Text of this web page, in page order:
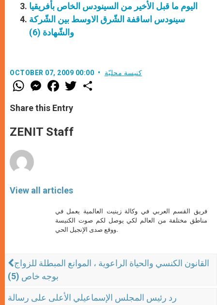
اليوم ما قبل الأخير من السينودس الخاص بأفريقيا
سينودس اساقفة الشّرق الاوسط بين الشّركة
والشّهادة (6)
OCTOBER 07, 2009 00:00 كنيسة محليّة
W
h
t
s
p
p
M
e
s
e
g
e
F
a
e
b
o
k
w
Share this Entry
ZENIT Staff
View all articles
فريق القسم العربي في وكالة زينيت العالمية يعمل في
مناطق مختلفة من العالم لكي يوصل لكم صوت الكنيسة
ووقع صدى الإنجيل الحي.
القانون الكنسي والحياة الراعوية ، الموانع المبطلة للزواج
بوجه خاص (5)
رد رئيس المجلس الإسماعيلي الأعلى على رسالة